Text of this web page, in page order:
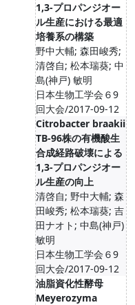
1,3-プロパンジオー
ル生産における最適
培養系の構築
野中大輔; 森田峻秀;
清啓自; 松本瑞葵; 中
島(神戸) 敏明
日本生物工学会６9
回大会/2017-09-12
Citrobacter braakii
TB-96株の有機酸生
合成経路破壊による
1,3-プロパンジオー
ル生産の向上
清啓自; 野中大輔; 森
田峻秀; 松本瑞葵; 吉
田ナオト; 中島(神戸)
敏明
日本生物工学会６9
回大会/2017-09-12
油脂資化性酵母
Meyerozyma